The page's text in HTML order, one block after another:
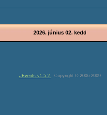
2026. június 02. kedd
JEvents v1.5.2 Copyright © 2006-2009